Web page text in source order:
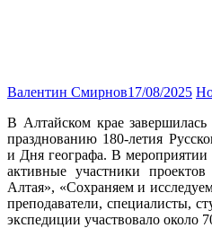
Валентин Смирнов17/08/2025
В Алтайском крае
празднованию 180-летия
и Дня географа. В
активные участники
Алтая», «Сохраняем и
преподаватели, специалисты,
экспедиции участвовало около